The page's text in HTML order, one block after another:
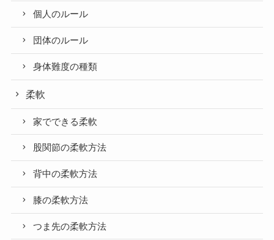
個人のルール
団体のルール
身体難度の種類
柔軟
家でできる柔軟
股関節の柔軟方法
背中の柔軟方法
膝の柔軟方法
つま先の柔軟方法